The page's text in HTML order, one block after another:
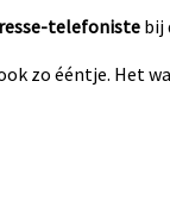
telefoniste bij
zo ééntje. Het